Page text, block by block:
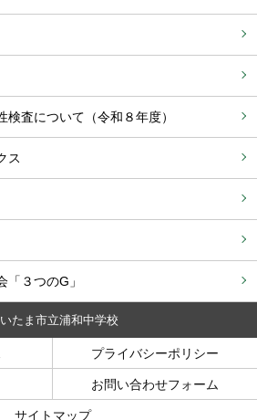
査について（令和８年度）
ス
「３つのG」
たま市立浦和中学校
プライバシーポリシー
お問い合わせフォーム
サイトマップ